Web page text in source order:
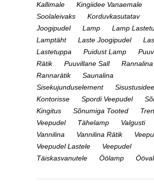
Kallimale Kingiidee Vanaemale
Soolaleivaks
Korduvkasutatav
Joogipudel
Lamp
Lamp
Lamptäht
Laste Joogipudel
Lastetuppa
Puidust Lamp
Rätik
Puuvillane Sall
Rannalina
Rannarätik
Saunalina
Sisekujunduselement
Kontorisse
Spordi Veepudel
Kingitus
Sõnumiga Tooted
Veepudel
Tähelamp
Valgusti
Vannilina
Vannilina Rätik
Veepudel Lastele
Veepudel
Täiskasvanutele
Öölamp